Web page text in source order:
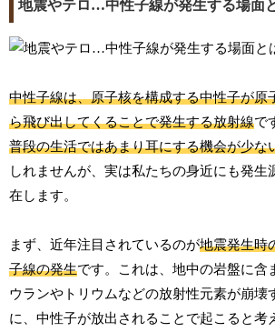
地震やテロ…中性子線が発生する場面
中性子線は、原子核を構成する中性子が原
ら飛び出してくることで発生する放射線で
普段の生活ではあまり耳にする機会が少な
しれませんが、実は私たちの身近にも発生
在します。
まず、近年注目されているのが地震発生時
子線の発生です。これは、地中の岩盤に含
ウランやトリウムなどの放射性元素が崩壊
に、中性子が放出されることで起こると考